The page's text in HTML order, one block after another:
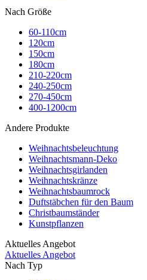
Nach Größe
60-110cm
120cm
150cm
180cm
210-220cm
240-250cm
270-450cm
400-1200cm
Andere Produkte
Weihnachtsbeleuchtung
Weihnachtsmann-Deko
Weihnachtsgirlanden
Weihnachtskränze
Weihnachtsbaumrock
Duftstäbchen für den Baum
Christbaumständer
Kunstpflanzen
Aktuelles Angebot
Aktuelles Angebot
Nach Typ